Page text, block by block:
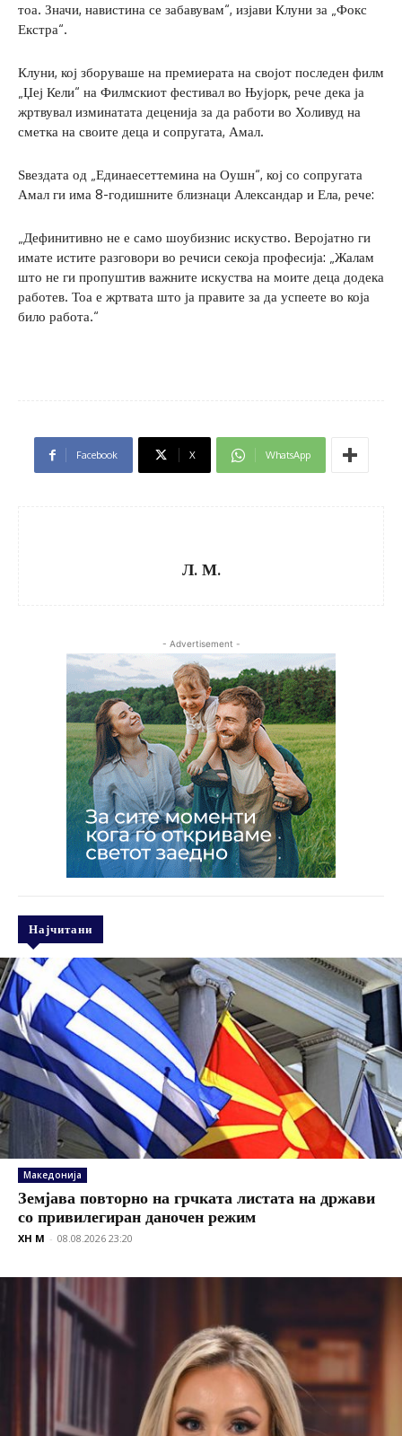
тоа. Значи, навистина се забавувам“, изјави Клуни за „Фокс
Екстра“.
Клуни, кој зборуваше на премиерата на својот последен филм
„Џеј Кели“ на Филмскиот фестивал во Њујорк, рече дека ја
жртвувал изминатата деценија за да работи во Холивуд на
сметка на своите деца и сопругата, Амал.
Ѕвездата од „Единаесеттемина на Оушн“, кој со сопругата
Амал ги има 8-годишните близнаци Александар и Ела, рече:
„Дефинитивно не е само шоубизнис искуство. Веројатно ги
имате истите разговори во речиси секоја професија: „Жалам
што не ги пропуштив важните искуства на моите деца додека
работев. Тоа е жртвата што ја правите за да успеете во која
било работа.“
Facebook X WhatsApp
Л. М.
- Advertisement -
Најчитани
Македонија
Земјава повторно на грчката листата на држави
со привилегиран даночен режим
XH M - 08.08.2026 23:20